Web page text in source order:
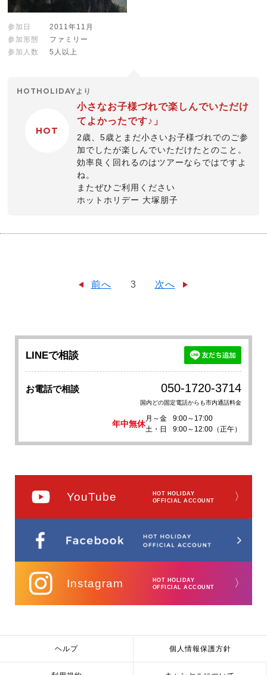
参加日
2011年11月
参加形態
ファミリー
参加人数
5人以上
HOTHOLIDAYより
HOT
小さなお子様づれで楽しんでいただけ
てよかったです♪」
2歳、5歳とまだ小さいお子様づれでのご参
加でしたが楽しんでいただけたとのこと。
効率良く回れるのはツアーならではですよ
ね。
またぜひご利用ください
ホットホリデー 大塚朋子
前へ 3 次へ
LINEで相談
お電話で相談 050-1720-3714
国内どの固定電話からも市内通話料金
年中無休
月～金
9:00～17:00
土・日
9:00～12:00（正午）
YouTube
HOT HOLIDAY
OFFICIAL ACCOUNT
〉
Instagram
HOT HOLIDAY
OFFICIAL ACCOUNT
〉
ヘルプ 個人情報保護方針